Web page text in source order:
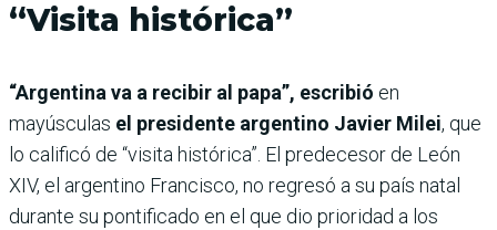
“Visita histórica”
“Argentina va a recibir al papa”, escribió en
mayúsculas el presidente argentino Javier Milei, que
lo calificó de “visita histórica”. El predecesor de León
XIV, el argentino Francisco, no regresó a su país natal
durante su pontificado en el que dio prioridad a los